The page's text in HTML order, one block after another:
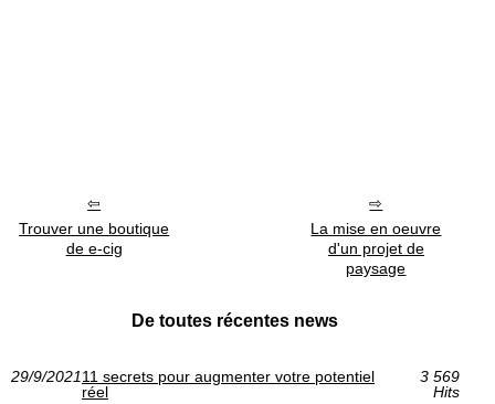
Trouver une boutique
de e-cig
La mise en oeuvre
d'un projet de
paysage
De toutes récentes news
29/9/202111 secrets pour augmenter votre potentiel
réel
3 569
Hits